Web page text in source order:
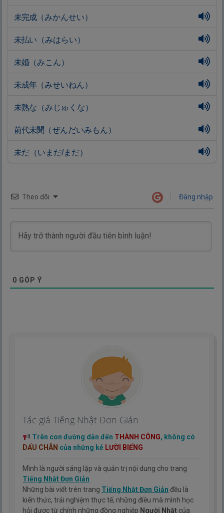
未完成（みかんせい）
未払い（みはらい）
未婚（みこん）
未成年（みせいねん）
未熟な（みじゅくな）
前代未聞
Nghĩa: Nghe thấy, hỏi
（ぜんだいみもん）
未だ（いまだ/まだ）
Theo dõi Đăng nhập
0 GÓP Ý
Tác giả Tiếng Nhật Đơn Giản
Trên con đường dẫn đến THÀNH CÔNG, không có
DẤU CHÂN của những kẻ LƯỜI BIẾNG
Mình là người sáng lập và quản trị nội dung cho trang
Tiếng Nhật Đơn Giản
Những bài viết trên trang Tiếng Nhật Đơn Giản đều là
kiến thức, trải nghiệm thực tế, những điều mà mình học
hỏi được từ chính những đồng nghiệp Người Nhật của